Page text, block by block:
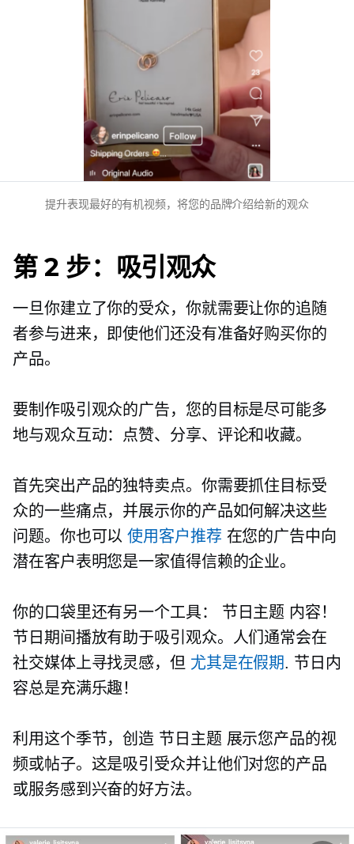
提升表现最好的有机视频，将您的品牌介绍给新的观众
第 2 步：吸引观众
一旦你建立了你的受众，你就需要让你的追随
者参与进来，即使他们还没有准备好购买你的
产品。
要制作吸引观众的广告，您的目标是尽可能多
地与观众互动：点赞、分享、评论和收藏。
首先突出产品的独特卖点。你需要抓住目标受
众的一些痛点，并展示你的产品如何解决这些
问题。你也可以使用客户推荐 在您的广告中向
潜在客户表明您是一家值得信赖的企业。
你的口袋里还有另一个工具： 节日主题 内容！
节日期间播放有助于吸引观众。人们通常会在
社交媒体上寻找灵感，但 尤其是在假期. 节日内
容总是充满乐趣！
利用这个季节，创造 节日主题 展示您产品的视
频或帖子。这是吸引受众并让他们对您的产品
或服务感到兴奋的好方法。